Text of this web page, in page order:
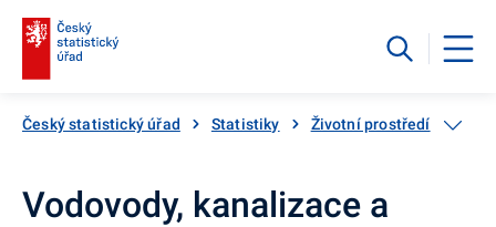
Český statistický úřad Statistiky Životní prostředí
Vodovody, kanalizace a